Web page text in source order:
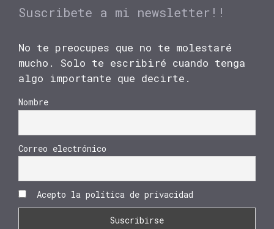
Suscribete a mi newsletter!!
No te preocupes que no te molestaré
mucho. Solo te escribiré cuando tenga
algo importante que decirte.
Nombre
Correo electrónico
Acepto la política de privacidad